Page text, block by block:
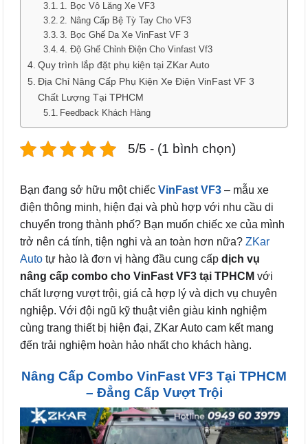
1. Bọc Vô Lăng Xe VF3
2. Nâng Cấp Bệ Tỳ Tay Cho VF3
3. Bọc Ghế Da Xe VinFast VF 3
4. Độ Ghế Chỉnh Điện Cho Vinfast Vf3
Quy trình lắp đặt phụ kiện tại ZKar Auto
Địa Chỉ Nâng Cấp Phụ Kiện Xe Điện VinFast VF 3
Chất Lượng Tại TPHCM
Feedback Khách Hàng
5/5 - (1 bình chọn)
Bạn đang sở hữu một chiếc VinFast VF3 – mẫu xe
điện thông minh, hiện đại và phù hợp với nhu cầu di
chuyển trong thành phố? Bạn muốn chiếc xe của mình
trở nên cá tính, tiện nghi và an toàn hơn nữa? ZKar
Auto tự hào là đơn vị hàng đầu cung cấp dịch vụ
nâng cấp combo cho VinFast VF3 tại TPHCM với
chất lượng vượt trội, giá cả hợp lý và dịch vụ chuyên
nghiệp. Với đội ngũ kỹ thuật viên giàu kinh nghiệm
cùng trang thiết bị hiện đại, ZKar Auto cam kết mang
đến trải nghiệm hoàn hảo nhất cho khách hàng.
Nâng Cấp Combo VinFast VF3 Tại TPHCM
– Đẳng Cấp Vượt Trội